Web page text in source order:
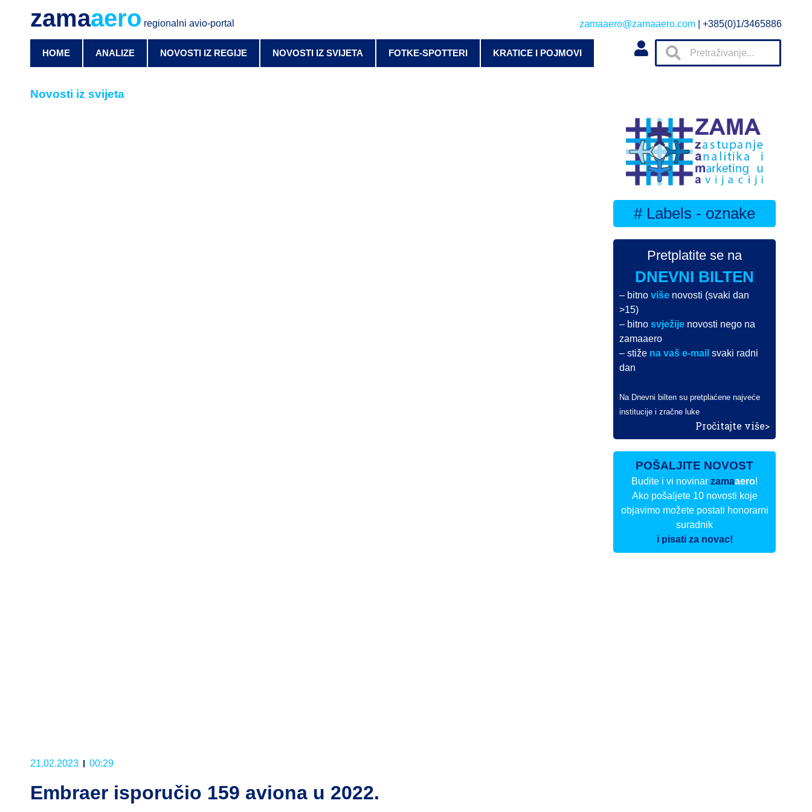
zamaaero regionalni avio-portal zamaaero@zamaaero.com | +385(0)1/3465886
HOME ANALIZE NOVOSTI IZ REGIJE NOVOSTI IZ SVIJETA FOTKE-SPOTTERI KRATICE I POJMOVI
Novosti iz svijeta
21.02.2023 00:29
Embraer isporučio 159 aviona u 2022.
# Labels - oznake
Pretplatite se na
DNEVNI BILTEN
– bitnoviše novosti (svaki dan
>15)
– bitnosvježije novosti nego na
zamaaero
– stiže na vaš e-mail svaki radni
dan
Na Dnevni bilten su pretplaćene najveće
institucije i zračne luke
Pročitajte više>
POŠALJITE NOVOST
Budite i vi novinarzamaaero!
Ako pošaljete 10 novosti koje
objavimo možete postati honorarni
suradnik
i pisati za novac!